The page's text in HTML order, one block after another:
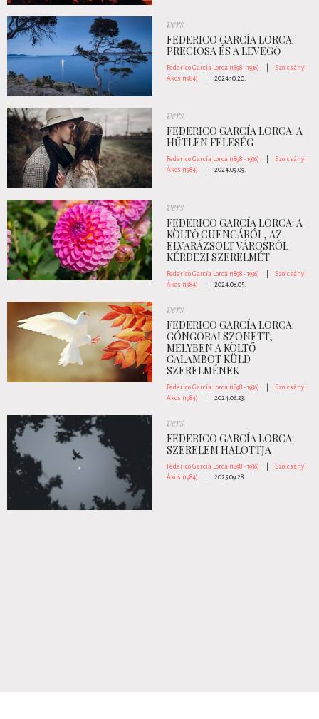
vers
FEDERICO GARCÍA LORCA:
PRECIOSA ÉS A LEVEGŐ
Federico García Lorca (1898 - 1936)
Szolcsányi
Ákos (1984)
2024.10.20.
vers
FEDERICO GARCÍA LORCA: A
HŰTLEN FELESÉG
Federico García Lorca (1898 - 1936)
Szolcsányi
Ákos (1984)
2024.09.09.
vers
FEDERICO GARCÍA LORCA: A
KÖLTŐ CUENCÁRÓL, AZ
ELVARÁZSOLT VÁROSRÓL
KÉRDEZI SZERELMÉT
Federico García Lorca (1898 - 1936)
Szolcsányi
Ákos (1984)
2024.08.05.
vers
FEDERICO GARCÍA LORCA:
GÓNGORAI SZONETT,
MELYBEN A KÖLTŐ
GALAMBOT KÜLD
SZERELMÉNEK
Federico García Lorca (1898 - 1936)
Szolcsányi
Ákos (1984)
2024.06.23.
vers
FEDERICO GARCÍA LORCA:
SZERELEM HALOTTJA
Federico García Lorca (1898 - 1936)
Szolcsányi
Ákos (1984)
2025.09.28.